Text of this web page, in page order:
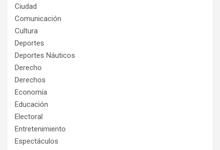
Ciudad
Comunicación
Cultura
Deportes
Deportes Náuticos
Derecho
Derechos
Economía
Educación
Electoral
Entretenimiento
Espectáculos